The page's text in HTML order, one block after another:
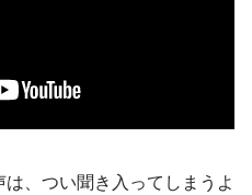
、つい聞き入ってしまうよ